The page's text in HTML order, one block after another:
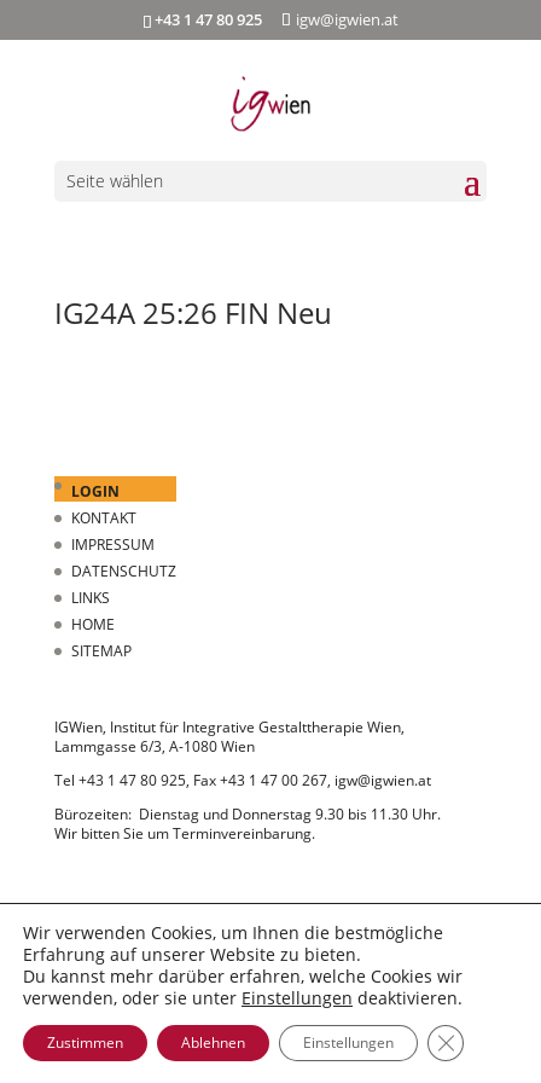
+43 1 47 80 925 igw@igwien.at
Seite wählen
IG24A 25:26 FIN Neu
LOGIN
KONTAKT
IMPRESSUM
DATENSCHUTZ
LINKS
HOME
SITEMAP
IGWien, Institut für Integrative Gestalttherapie Wien,
Lammgasse 6/3, A-1080 Wien
Tel +43 1 47 80 925, Fax +43 1 47 00 267, igw@igwien.at
Bürozeiten: Dienstag und Donnerstag 9.30 bis 11.30 Uhr.
Wir bitten Sie um Terminvereinbarung.
© 2022 IGWien
Wir verwenden Cookies, um Ihnen die bestmögliche
Erfahrung auf unserer Website zu bieten.
Du kannst mehr darüber erfahren, welche Cookies wir
verwenden, oder sie unter Einstellungen deaktivieren.
Zustimmen Ablehnen Einstellungen GDPR